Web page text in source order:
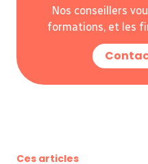
Nos conseillers
formations, et les
Ces articles